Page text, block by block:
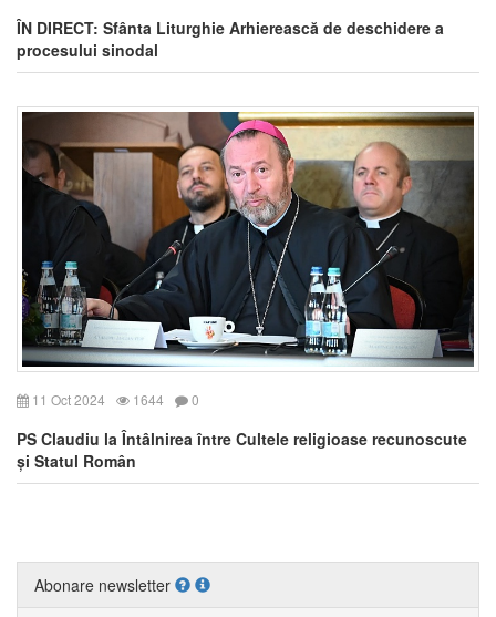
ÎN DIRECT: Sfânta Liturghie Arhierească de deschidere a
procesului sinodal
11 Oct 2024 1644 0
PS Claudiu la Întâlnirea între Cultele religioase recunoscute
și Statul Român
Abonare newsletter